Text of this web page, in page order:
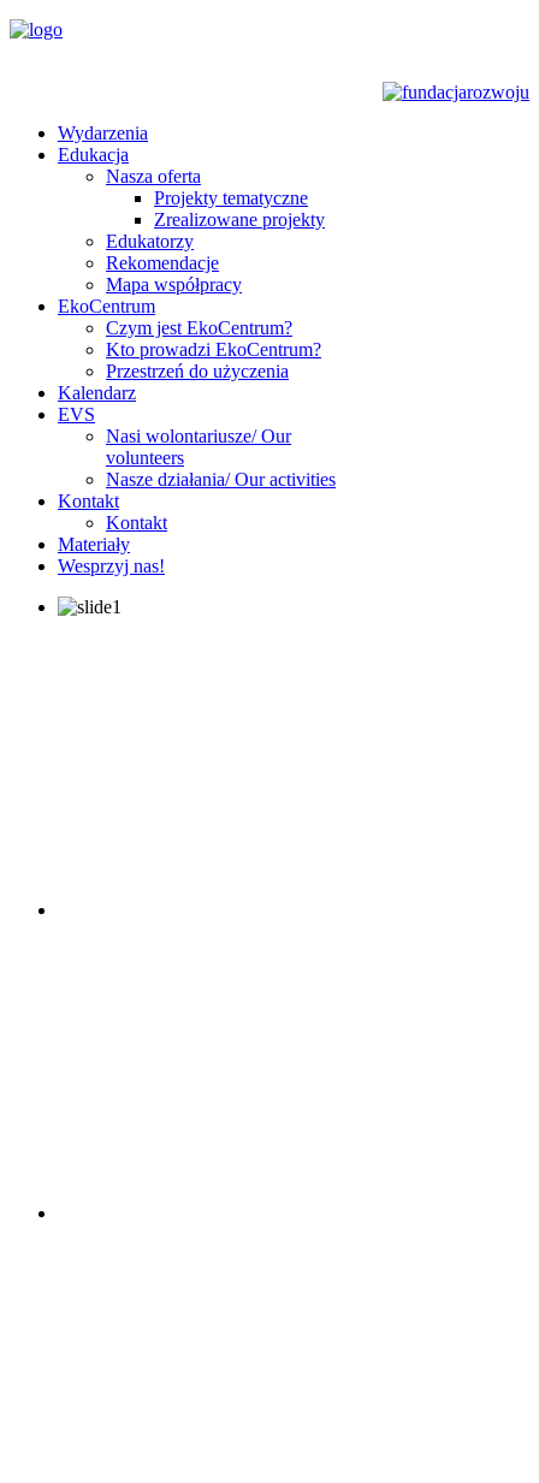
Wydarzenia
Edukacja
Nasza oferta
Projekty tematyczne
Zrealizowane projekty
Edukatorzy
Rekomendacje
Mapa współpracy
EkoCentrum
Czym jest EkoCentrum?
Kto prowadzi EkoCentrum?
Przestrzeń do użyczenia
Kalendarz
EVS
Nasi wolontariusze/ Our
volunteers
Nasze działania/ Our activities
Kontakt
Kontakt
Materiały
Wesprzyj nas!